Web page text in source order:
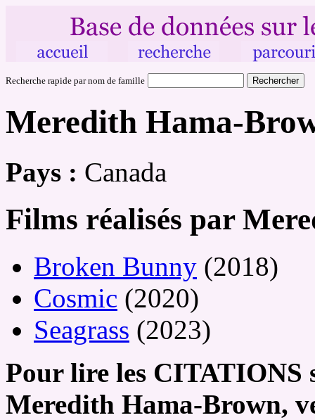
Recherche rapide par nom de famille
Meredith Hama-
Pays : Canada
Films réalisés par
Broken Bunny (2018)
Cosmic (2020)
Seagrass (2023)
Pour lire les CITATIONS
Meredith Hama-Brown,